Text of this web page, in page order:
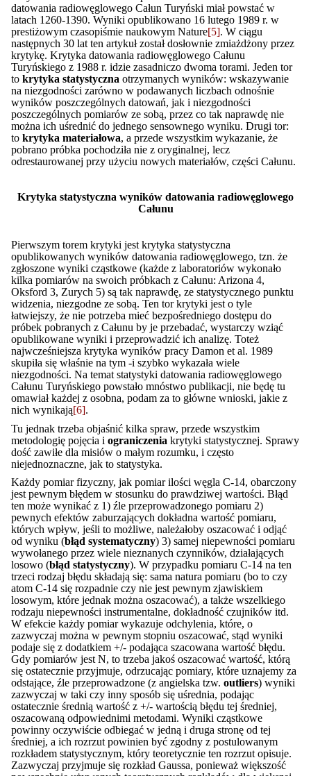
datowania radiowęglowego Całun Turyński miał powstać w
latach 1260-1390. Wyniki opublikowano 16 lutego 1989 r. w
prestiżowym czasopiśmie naukowym Nature[5]. W ciągu
następnych 30 lat ten artykuł został dosłownie zmiażdżony przez
krytykę. Krytyka datowania radiowęglowego Całunu
Turyńskiego z 1988 r. idzie zasadniczo dwoma torami. Jeden tor
tokrytyka statystyczna otrzymanych wyników: wskazywanie
na niezgodności zarówno w podawanych liczbach odnośnie
wyników poszczególnych datowań, jak i niezgodności
poszczególnych pomiarów ze sobą, przez co tak naprawdę nie
można ich uśrednić do jednego sensownego wyniku. Drugi tor:
tokrytyka materiałowa, a przede wszystkim wykazanie, że
pobrano próbka pochodziła nie z oryginalnej, lecz
odrestaurowanej przy użyciu nowych materiałów, części Całunu.
Krytyka statystyczna wyników datowania radiowęglowego
Całunu
Pierwszym torem krytyki jest krytyka statystyczna
opublikowanych wyników datowania radiowęglowego, tzn. że
zgłoszone wyniki cząstkowe (każde z laboratoriów wykonało
kilka pomiarów na swoich próbkach z Całunu: Arizona 4,
Oksford 3, Zurych 5) są tak naprawdę, ze statystycznego punktu
widzenia, niezgodne ze sobą. Ten tor krytyki jest o tyle
łatwiejszy, że nie potrzeba mieć bezpośredniego dostępu do
próbek pobranych z Całunu by je przebadać, wystarczy wziąć
opublikowane wyniki i przeprowadzić ich analizę. Toteż
najwcześniejsza krytyka wyników pracy Damon et al. 1989
skupiła się właśnie na tym -i szybko wykazała wiele
niezgodności. Na temat statystyki datowania radiowęglowego
Całunu Turyńskiego powstało mnóstwo publikacji, nie będę tu
omawiał każdej z osobna, podam za to główne wnioski, jakie z
nich wynikają[6].
Tu jednak trzeba objaśnić kilka spraw, przede wszystkim
metodologię pojęcia iograniczenia krytyki statystycznej. Sprawy
dość zawiłe dla misiów o małym rozumku, i często
niejednoznaczne, jak to statystyka.
Każdy pomiar fizyczny, jak pomiar ilości węgla C-14, obarczony
jest pewnym błędem w stosunku do prawdziwej wartości. Błąd
ten może wynikać z 1) źle przeprowadzonego pomiaru 2)
pewnych efektów zaburzających dokładna wartość pomiaru,
których wpływ, jeśli to możliwe, należałoby oszacować i odjąć
od wyniku (błąd systematyczny) 3) samej niepewności pomiaru
wywołanego przez wiele nieznanych czynników, działających
losowo (błąd statystyczny). W przypadku pomiaru C-14 na ten
trzeci rodzaj błędu składają się: sama natura pomiaru (bo to czy
atom C-14 się rozpadnie czy nie jest pewnym zjawiskiem
losowym, które jednak można oszacować), a także wszelkiego
rodzaju niepewności instrumentalne, dokładność czujników itd.
W efekcie każdy pomiar wykazuje odchylenia, które, o
zazwyczaj można w pewnym stopniu oszacować, stąd wyniki
podaje się z dodatkiem +/- podająca szacowana wartość błędu.
Gdy pomiarów jest N, to trzeba jakoś oszacować wartość, którą
się ostatecznie przyjmuje, odrzucając pomiary, które uznajemy za
odstające, źle przeprowadzone (z angielska tzw.outliers) wyniki
zazwyczaj w taki czy inny sposób się uśrednia, podając
ostatecznie średnią wartość z +/- wartością błędu tej średniej,
oszacowaną odpowiednimi metodami. Wyniki cząstkowe
powinny oczywiście odbiegać w jedną i druga stronę od tej
średniej, a ich rozrzut powinien być zgodny z postulowanym
rozkładem statystycznym, który teoretycznie ten rozrzut opisuje.
Zazwyczaj przyjmuje się rozkład Gaussa, ponieważ większość